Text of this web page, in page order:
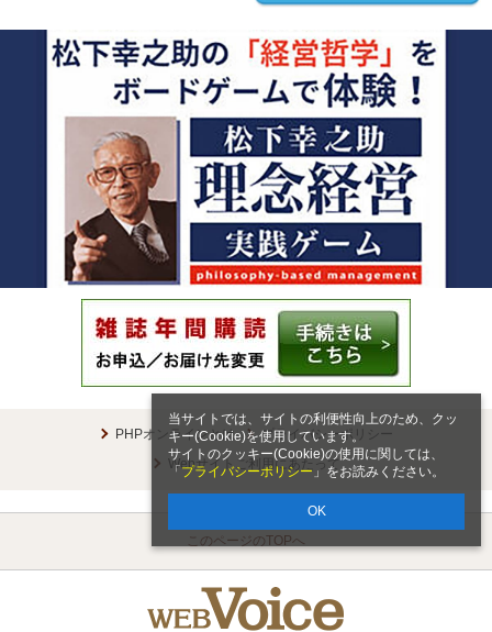
当サイトでは、サイトの利便性向上のため、クッ
キー(Cookie)を使用しています。
サイトのクッキー(Cookie)の使用に関しては、
「 プライバシーポリシー 」をお読みください。
OK
PHPオンラインとは
プライバシーポリシー
Webサイトご利用にあたって
このページのTOPへ